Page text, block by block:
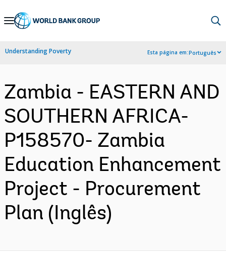
Skip
Navigation
Understanding Poverty Esta página em:Português
Zambia - EASTERN AND
SOUTHERN AFRICA-
P158570- Zambia
Education Enhancement
Project - Procurement
Plan (Inglês)